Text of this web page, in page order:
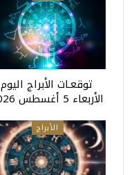
توقعـات الأبراج اليوم
الأربعاء 5 أغسطس 2026
الأبراج